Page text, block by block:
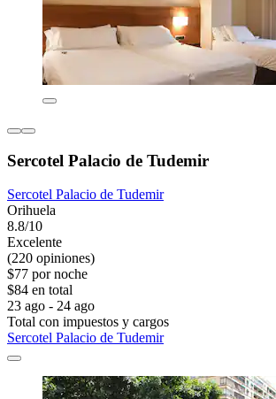
Sercotel Palacio de Tudemir
Sercotel Palacio de Tudemir
Orihuela
8.8/10
Excelente
(220 opiniones)
$77 por noche
$84 en total
23 ago - 24 ago
Total con impuestos y cargos
Sercotel Palacio de Tudemir